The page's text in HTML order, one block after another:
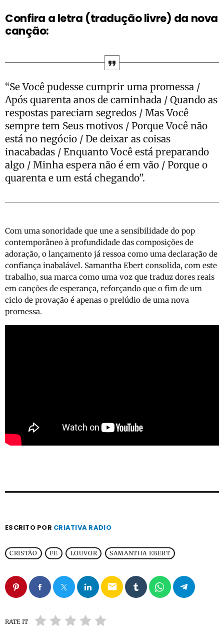
Confira a letra (tradução livre) da nova
canção:
“Se Você pudesse cumprir uma promessa /
Após quarenta anos de caminhada / Quando as
respostas pareciam segredos / Mas Você
sempre tem Seus motivos / Porque Você não
está no negócio / De deixar as coisas
inacabadas / Enquanto Você está preparando
algo / Minha espera não é em vão / Porque o
quarenta e um está chegando”.
Com uma sonoridade que une a sensibilidade do pop
contemporâneo à profundidade das composições de
adoração, o lançamento já ressoa como uma declaração de
confiança inabalável. Samantha Ebert consolida, com este
trabalho, sua marca como uma voz que traduz dores reais
em canções de esperança, reforçando que o fim de um
ciclo de provação é apenas o prelúdio de uma nova
promessa.
ESCRITO POR CRIATIVA RADIO
CRISTÃO FE LOUVOR SAMANTHA EBERT
email
RATE IT